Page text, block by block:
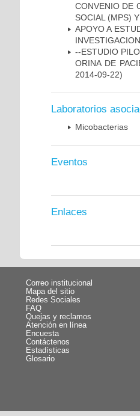
CONVENIO DE
SOCIAL (MPS)
APOYO A
--ESTUDIO
ORINA DE
2014-09-22)
Laboratorios
Micobacterias
Eventos
Enlaces
Correo institucional
Mapa del sitio
Redes Sociales
FAQ
Quejas y reclamos
Atención en línea
Encuesta
Contáctenos
Estadísticas
Glosario